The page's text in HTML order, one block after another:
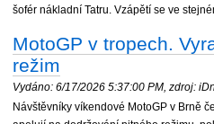
šofér nákladní Tatru. Vzápětí se ve
MotoGP v tropech.
režim
Vydáno: 6/17/2026 5:37:00 PM, zdroj:
Návštěvníky víkendové MotoGP v Brně